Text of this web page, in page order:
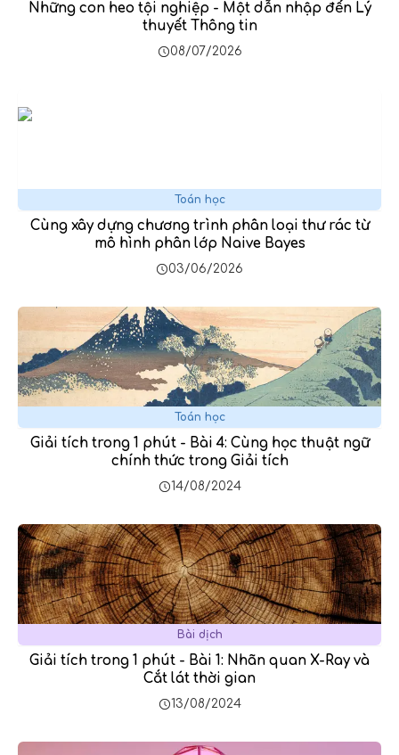
Những con heo tội nghiệp - Một dẫn nhập đến Lý
thuyết Thông tin
08/07/2026
Toán học
Cùng xây dựng chương trình phân loại thư rác từ
mô hình phân lớp Naive Bayes
03/06/2026
Toán học
Giải tích trong 1 phút - Bài 4: Cùng học thuật ngữ
chính thức trong Giải tích
14/08/2024
Bài dịch
Giải tích trong 1 phút - Bài 1: Nhãn quan X-Ray và
Cắt lát thời gian
13/08/2024